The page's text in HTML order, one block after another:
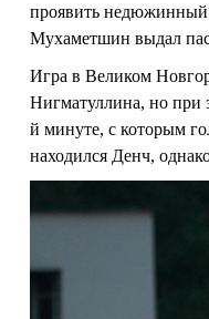
проявить недюжинный
Мухаметшин выдал пас
Игра в Великом
Нигматуллина, но при
й минуте, с которым
находился Денч,